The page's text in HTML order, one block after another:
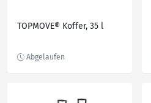
TOPMOVE® Koffer, 35 l